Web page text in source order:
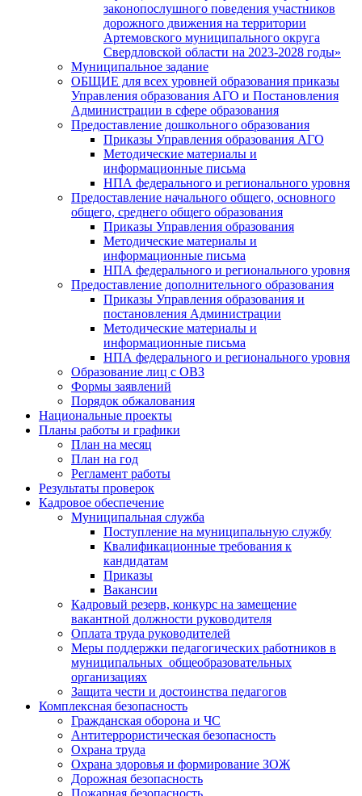
законопослушного поведения участников
дорожного движения на территории
Артемовского муниципального округа
Свердловской области на 2023-2028 годы»
Муниципальное задание
ОБЩИЕ для всех уровней образования приказы
Управления образования АГО и Постановления
Администрации в сфере образования
Предоставление дошкольного образования
Приказы Управления образования АГО
Методические материалы и
информационные письма
НПА федерального и регионального уровня
Предоставление начального общего, основного
общего, среднего общего образования
Приказы Управления образования
Методические материалы и
информационные письма
НПА федерального и регионального уровня
Предоставление дополнительного образования
Приказы Управления образования и
постановления Администрации
Методические материалы и
информационные письма
НПА федерального и регионального уровня
Образование лиц с ОВЗ
Формы заявлений
Порядок обжалования
Национальные проекты
Планы работы и графики
План на месяц
План на год
Регламент работы
Результаты проверок
Кадровое обеспечение
Муниципальная служба
Поступление на муниципальную службу
Квалификационные требования к
кандидатам
Приказы
Вакансии
Кадровый резерв, конкурс на замещение
вакантной должности руководителя
Оплата труда руководителей
Меры поддержки педагогических работников в
муниципальных общеобразовательных
организациях
Защита чести и достоинства педагогов
Комплексная безопасность
Гражданская оборона и ЧС
Антитеррористическая безопасность
Охрана труда
Охрана здоровья и формирование ЗОЖ
Дорожная безопасность
Пожарная безопасность